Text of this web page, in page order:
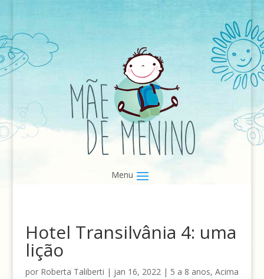
Hotel Transilvânia 4: uma
lição
por Roberta Taliberti | jan 16, 2022| 5 a 8 anos, Acima